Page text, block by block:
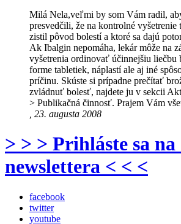
Milá Nela,veľmi by som Vám radil,
presvedčili, že na kontrolné vyšetrenie
zistil pôvod bolestí a ktoré sa dajú
Ak Ibalgin nepomáha, lekár môže na
vyšetrenia ordinovať účinnejšiu liečbu
forme tabletiek, náplastí ale aj iné
príčinu. Skúste si prípadne prečítať
zvládnuť bolesť, najdete ju v sekcii
> Publikačná činnosť. Prajem Vám
, 23. augusta 2008
> > > Prihláste sa
newslettera < < <
facebook
twitter
youtube